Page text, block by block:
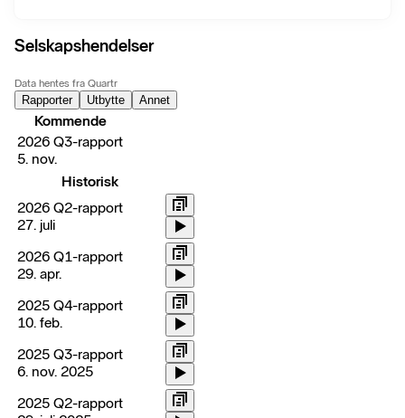
Selskapshendelser
Data hentes fra Quartr
Rapporter Utbytte Annet
Kommende
2026 Q3-rapport
5. nov.
Historisk
2026 Q2-rapport
27. juli
2026 Q1-rapport
29. apr.
2025 Q4-rapport
10. feb.
2025 Q3-rapport
6. nov. 2025
2025 Q2-rapport